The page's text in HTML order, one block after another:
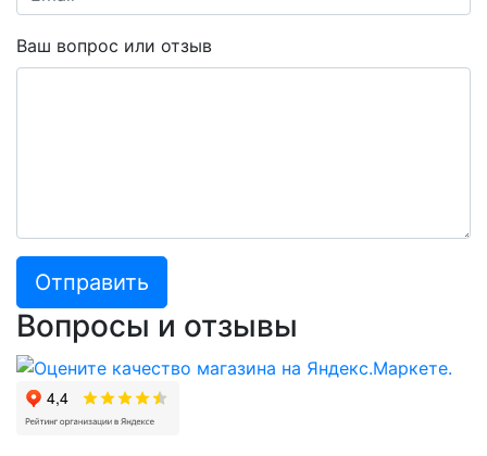
Ваш вопрос или отзыв
Отправить
Вопросы и отзывы